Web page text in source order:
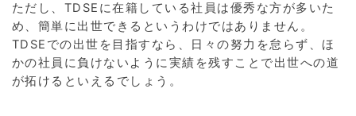
ただし、TDSEに在籍している社員は優秀な方が多いた
め、簡単に出世できるというわけではありません。
TDSEでの出世を目指すなら、日々の努力を怠らず、ほ
かの社員に負けないように実績を残すことで出世への道
が拓けるといえるでしょう。